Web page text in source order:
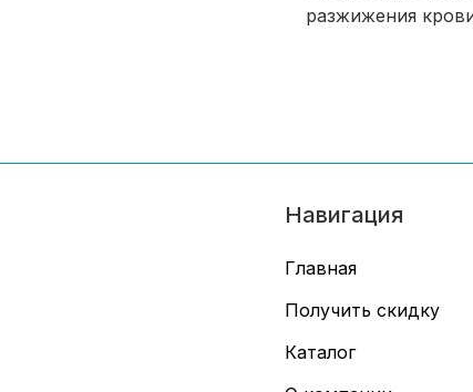
разжижения
Навигация
Главная
Получить скидку
Каталог